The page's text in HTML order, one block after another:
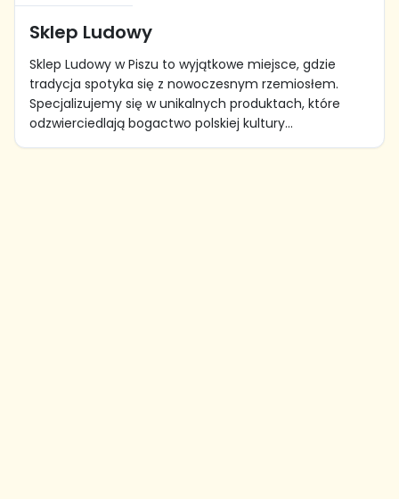
Sklep Ludowy
Sklep Ludowy w Piszu to wyjątkowe miejsce, gdzie
tradycja spotyka się z nowoczesnym rzemiosłem.
Specjalizujemy się w unikalnych produktach, które
odzwierciedlają bogactwo polskiej kultury...